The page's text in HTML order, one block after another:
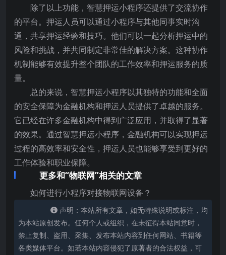
除了以上功能，智慧押运小程序还提供了交流协作
的平台。押运人员可以通过小程序与其他同事实时沟
通，共享押运经验和技巧。他们可以一起分析押运中的
风险和挑战，并共同制定非常佳的解决方案。这种协作
机制能够有效提升整个团队的工作效率和押运服务的质
量。
总的来说，智慧押运小程序以其独特的功能和全面
的安全保障为金融机构和押运人员提供了卓越的服务。
它已经在许多金融机构中得到广泛应用，并取得了显著
的效果。通过智慧押运小程序，金融机构可以实现押运
过程的高效率和安全性，押运人员也能够享受到更好的
工作体验和职业保障。
更多和“物联网”相关的文章
如何进行小程序对接物联网设备？
声明：本站所有文章，如无特殊说明或标注，均
为本站原创发布。任何个人或组织，在未征得本站同意时，
禁止复制、盗用、采集、发布本站内容到任何网站、书籍等
各类媒体平台。如若本站内容侵犯了原著者的合法权益，可